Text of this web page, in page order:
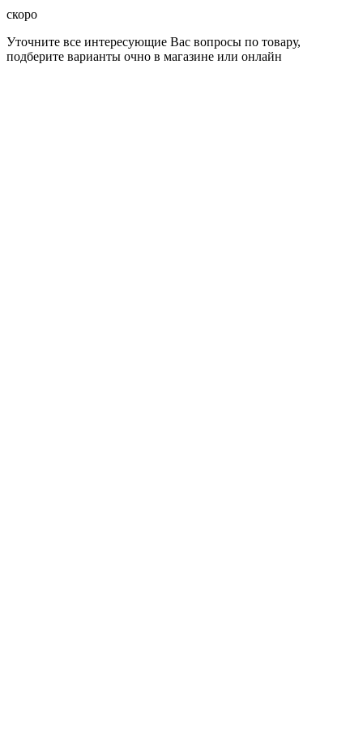
скоро
Уточните все интересующие Вас вопросы по товару,
подберите варианты очно в магазине или онлайн